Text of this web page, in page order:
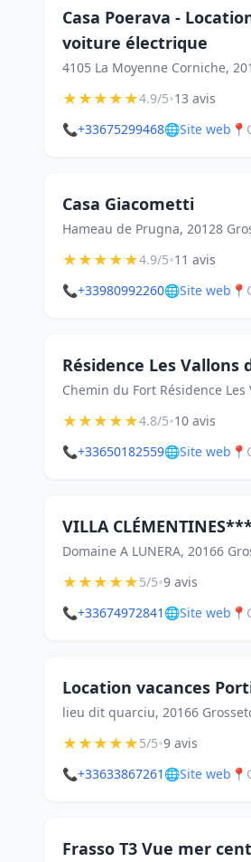
Casa Poerava -
voiture électrique
4105 La Moyenne Corniche,
★★★★★4.9/5•13 avis
📞+33675299468🌐Site web 📍
Casa Giacometti
Hameau de Prugna, 20128
★★★★★4.9/5•11 avis
📞+33980992260🌐Site web 📍
Résidence Les
Chemin du Fort Résidence
★★★★★4.8/5•10 avis
📞+33650182559🌐Site web 📍
VILLA
Domaine A LUNERA, 20166
★★★★★5/5•9 avis
📞+33674972841 🌐Site web 📍
Location vacances
lieu dit quarciu, 20166
★★★★★5/5•9 avis
📞+33633867261 🌐Site web 📍
Frasso T3 Vue mer